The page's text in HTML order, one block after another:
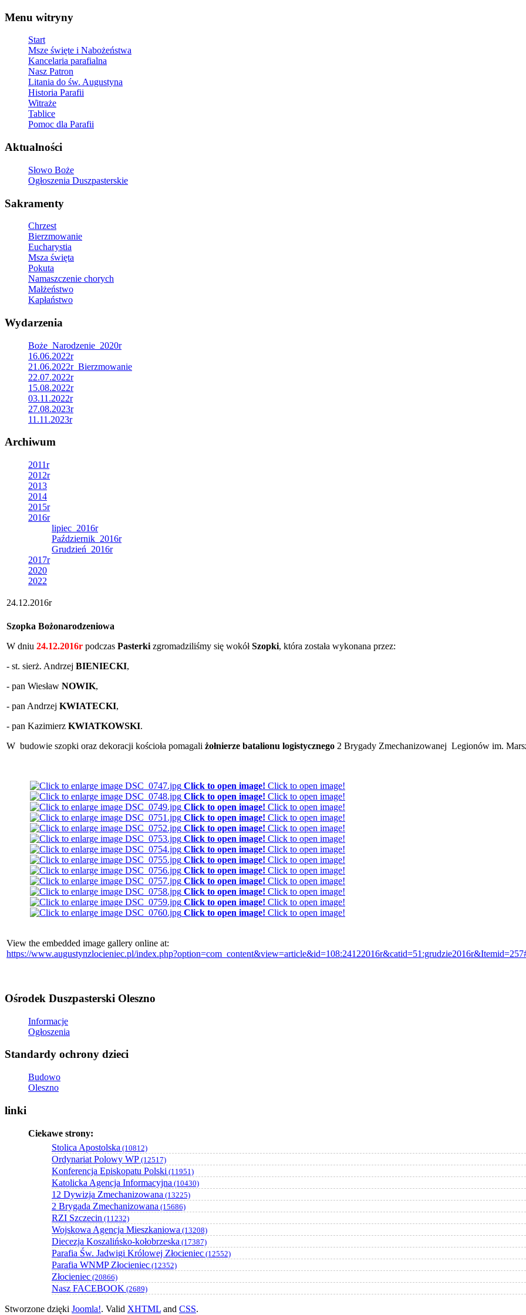
Menu witryny
Start
Msze święte i Nabożeństwa
Kancelaria parafialna
Nasz Patron
Litania do św. Augustyna
Historia Parafii
Witraże
Tablice
Pomoc dla Parafii
Aktualności
Słowo Boże
Ogłoszenia Duszpasterskie
Sakramenty
Chrzest
Bierzmowanie
Eucharystia
Msza święta
Pokuta
Namaszczenie chorych
Małżeństwo
Kapłaństwo
Wydarzenia
Boże_Narodzenie_2020r
16.06.2022r
21.06.2022r_Bierzmowanie
22.07.2022r
15.08.2022r
03.11.2022r
27.08.2023r
11.11.2023r
Archiwum
2011r
2012r
2013
2014
2015r
2016r
lipiec_2016r
Październik_2016r
Grudzień_2016r
2017r
2020
2022
24.12.2016r
Szopka Bożonarodzeniowa
W dniu 24.12.2016r podczas Pasterki zgromadziliśmy się wokółSzopki, która została wykonana przez:
- st. sierż. Andrzej BIENIECKI,
- pan Wiesław NOWIK,
- pan Andrzej KWIATECKI,
- pan Kazimierz KWIATKOWSKI.
W budowie szopki oraz dekoracji kościoła pomagali żołnierze batalionu logistycznego 2 Brygady Zmechanizowanej Legionów im.
Click to open image! Click to open image!
Click to open image! Click to open image!
Click to open image! Click to open image!
Click to open image! Click to open image!
Click to open image! Click to open image!
Click to open image! Click to open image!
Click to open image! Click to open image!
Click to open image! Click to open image!
Click to open image! Click to open image!
Click to open image! Click to open image!
Click to open image! Click to open image!
Click to open image! Click to open image!
Click to open image! Click to open image!
View the embedded image gallery online at:
https://www.augustynzlocieniec.pl/
Ośrodek Duszpasterski Oleszno
Informacje
Ogłoszenia
Standardy ochrony dzieci
Budowo
Oleszno
linki
Ciekawe strony:
Stolica Apostolska (10812)
Ordynariat Polowy WP (12517)
Konferencja Episkopatu Polski (11951)
Katolicka Agencja Informacyjna (10430)
12 Dywizja Zmechanizowana (13225)
2 Brygada Zmechanizowana (15686)
RZI Szczecin (11232)
Wojskowa Agencja Mieszkaniowa (13208)
Diecezja Koszalińsko-kołobrzeska (17387)
Parafia Św. Jadwigi Królowej Złocieniec (12552)
Parafia WNMP Złocieniec (12352)
Złocieniec (20866)
Nasz FACEBOOK (2689)
Stworzone dzięki Joomla!. Valid XHTML and CSS.